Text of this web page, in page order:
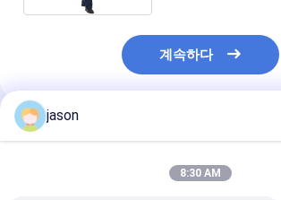
계속하다
추천된 제품
jason
8:30 AM